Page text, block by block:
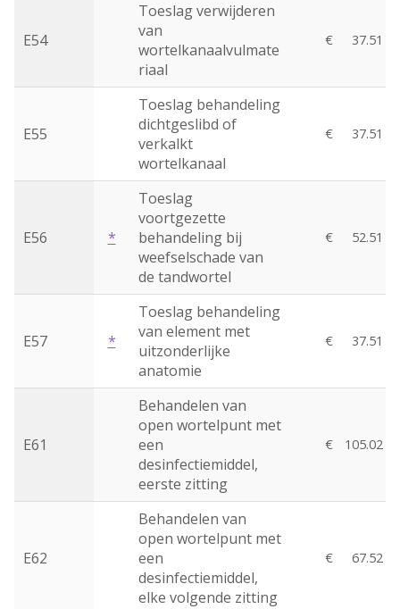
E54
Toeslag verwijderen
van
wortelkanaalvulmate
riaal
€ 37.51
E55
Toeslag behandeling
dichtgeslibd of
verkalkt
wortelkanaal
€ 37.51
E56 *
Toeslag
voortgezette
behandeling bij
weefselschade van
de tandwortel
€ 52.51
E57 *
Toeslag behandeling
van element met
uitzonderlijke
anatomie
€ 37.51
E61
Behandelen van
open wortelpunt met
een
desinfectiemiddel,
eerste zitting
€ 105.02
E62
Behandelen van
open wortelpunt met
een
desinfectiemiddel,
elke volgende zitting
€ 67.52